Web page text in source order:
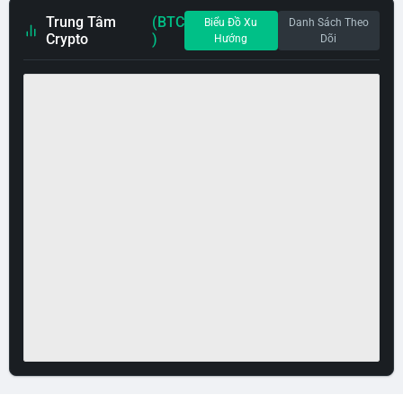
Trung Tâm
Crypto
(BTC
)
Biểu Đồ Xu
Hướng
Danh Sách Theo
Dõi